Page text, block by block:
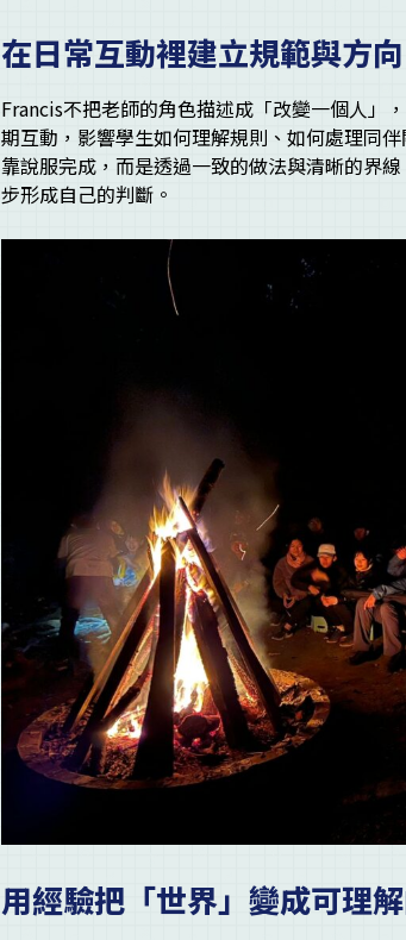
在日常互動裡建立規範與方向
Francis不把老師的角色描述成「改變一個人」
期互動，影響學生如何理解規則、如何處理同
靠說服完成，而是透過一致的做法與清晰的界
步形成自己的判斷。
用經驗把「世界」變成可理